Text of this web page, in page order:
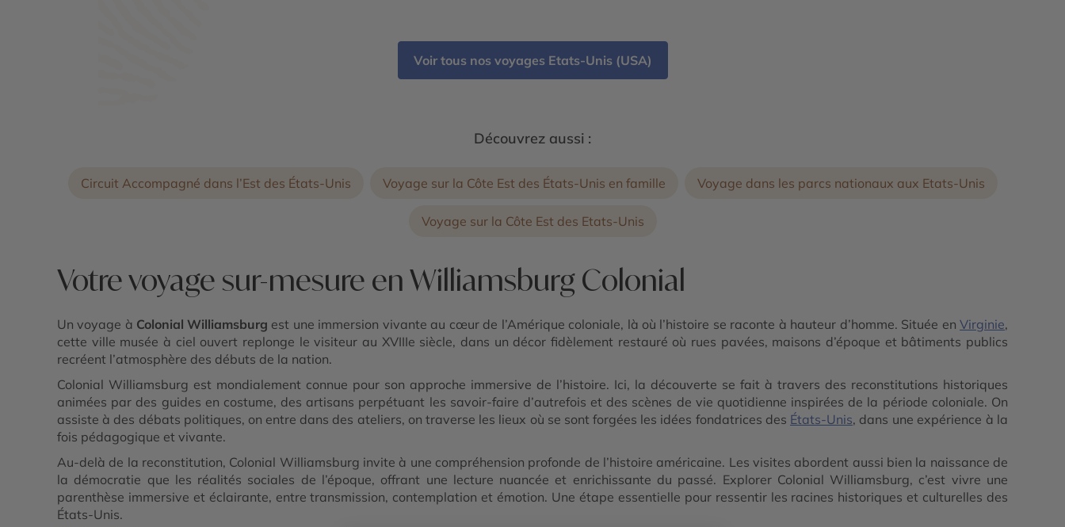
Voir tous nos voyages Etats-Unis (USA)
Découvrez aussi :
Circuit Accompagné dans l’Est des États-Unis Voyage sur la Côte Est des États-Unis en famille Voyage dans les parcs nationaux aux Etats-Unis
Voyage sur la Côte Est des Etats-Unis
Votre voyage sur-mesure en Williamsburg Colonial
Un voyage à Colonial Williamsburg est une immersion vivante au cœur de l’Amérique coloniale, là où l’histoire se raconte à hauteur d’homme. Située en Virginie,
cette ville musée à ciel ouvert replonge le visiteur au XVIIIe siècle, dans un décor fidèlement restauré où rues pavées, maisons d’époque et bâtiments publics
recréent l’atmosphère des débuts de la nation.
Colonial Williamsburg est mondialement connue pour son approche immersive de l’histoire. Ici, la découverte se fait à travers des reconstitutions historiques
animées par des guides en costume, des artisans perpétuant les savoir-faire d’autrefois et des scènes de vie quotidienne inspirées de la période coloniale. On
assiste à des débats politiques, on entre dans des ateliers, on traverse les lieux où se sont forgées les idées fondatrices des États-Unis, dans une expérience à la
fois pédagogique et vivante.
Au-delà de la reconstitution, Colonial Williamsburg invite à une compréhension profonde de l’histoire américaine. Les visites abordent aussi bien la naissance de
la démocratie que les réalités sociales de l’époque, offrant une lecture nuancée et enrichissante du passé. Explorer Colonial Williamsburg, c’est vivre une
parenthèse immersive et éclairante, entre transmission, contemplation et émotion. Une étape essentielle pour ressentir les racines historiques et culturelles des
États-Unis.